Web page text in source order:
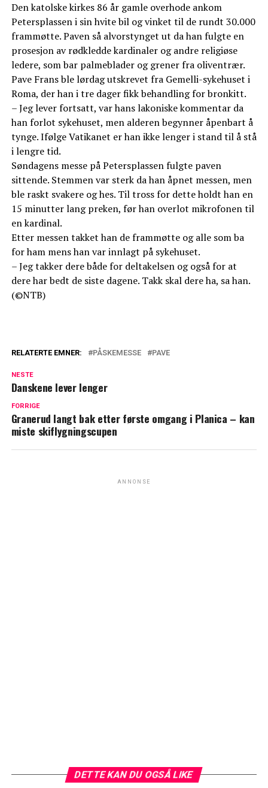
Den katolske kirkes 86 år gamle overhode ankom
Petersplassen i sin hvite bil og vinket til de rundt 30.000
frammøtte. Paven så alvorstynget ut da han fulgte en
prosesjon av rødkledde kardinaler og andre religiøse
ledere, som bar palmeblader og grener fra oliventrær.
Pave Frans ble lørdag utskrevet fra Gemelli-sykehuset i
Roma, der han i tre dager fikk behandling for bronkitt.
– Jeg lever fortsatt, var hans lakoniske kommentar da
han forlot sykehuset, men alderen begynner åpenbart å
tynge. Ifølge Vatikanet er han ikke lenger i stand til å stå
i lengre tid.
Søndagens messe på Petersplassen fulgte paven
sittende. Stemmen var sterk da han åpnet messen, men
ble raskt svakere og hes. Til tross for dette holdt han en
15 minutter lang preken, før han overlot mikrofonen til
en kardinal.
Etter messen takket han de frammøtte og alle som ba
for ham mens han var innlagt på sykehuset.
– Jeg takker dere både for deltakelsen og også for at
dere har bedt de siste dagene. Takk skal dere ha, sa han.
(©NTB)
RELATERTE EMNER: PÅSKEMESSE PAVE
NESTE
Danskene lever lenger
FORRIGE
Granerud langt bak etter første omgang i Planica – kan
miste skiflygningscupen
ANNONSE
DETTE KAN DU OGSÅ LIKE